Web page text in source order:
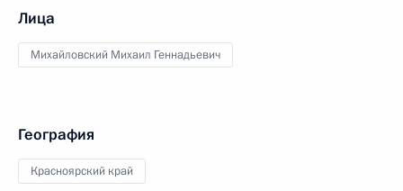
Лица
Михайловский Михаил Геннадьевич
География
Красноярский край